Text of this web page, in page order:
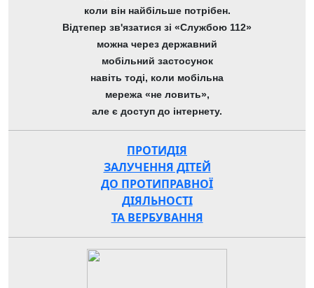
коли він найбільше потрібен.
Відтепер зв'язатися зі «Службою 112»
можна через державний
мобільний застосунок
навіть тоді, коли мобільна
мережа «не ловить»,
але є доступ до інтернету.
ПРОТИДІЯ
ЗАЛУЧЕННЯ ДІТЕЙ
ДО ПРОТИПРАВНОЇ
ДІЯЛЬНОСТІ
ТА ВЕРБУВАННЯ